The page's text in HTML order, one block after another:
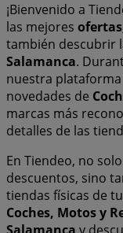
¡Bienvenido a
las mejores ofertas
también descubrir
Salamanca.
nuestra
novedades de
marcas más
detalles de las
En Tiendeo, no
descuentos, sino
tiendas físicas de
Coches, Motos y